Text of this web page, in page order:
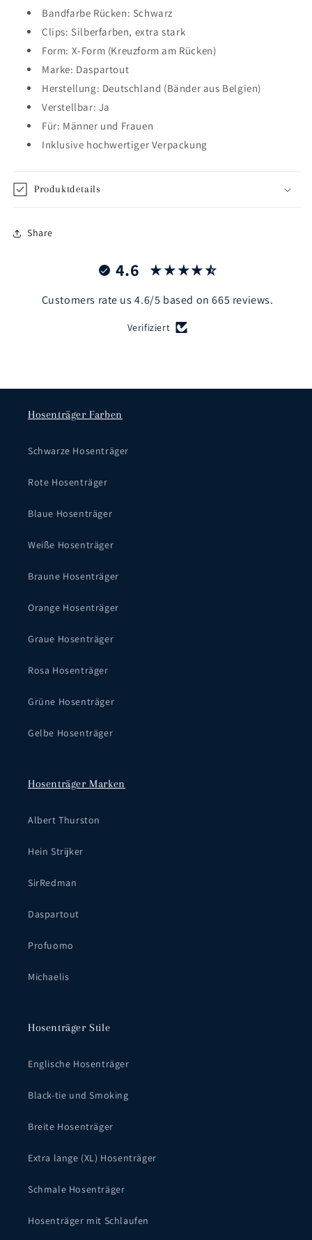
Bandfarbe Rücken: Schwarz
Clips: Silberfarben, extra stark
Form: X-Form (Kreuzform am Rücken)
Marke: Daspartout
Herstellung: Deutschland (Bänder aus Belgien)
Verstellbar: Ja
Für: Männer und Frauen
Inklusive hochwertiger Verpackung
Produktdetails
Share
4.6
Customers rate us 4.6/5 based on 665 reviews.
Verifiziert
Hosenträger Farben
Schwarze Hosenträger
Rote Hosenträger
Blaue Hosenträger
Weiße Hosenträger
Braune Hosenträger
Orange Hosenträger
Graue Hosenträger
Rosa Hosenträger
Grüne Hosenträger
Gelbe Hosenträger
Hosenträger Marken
Albert Thurston
Hein Strijker
SirRedman
Daspartout
Profuomo
Michaelis
Hosenträger Stile
Englische Hosenträger
Black-tie und Smoking
Breite Hosenträger
Extra lange (XL) Hosenträger
Schmale Hosenträger
Hosenträger mit Schlaufen